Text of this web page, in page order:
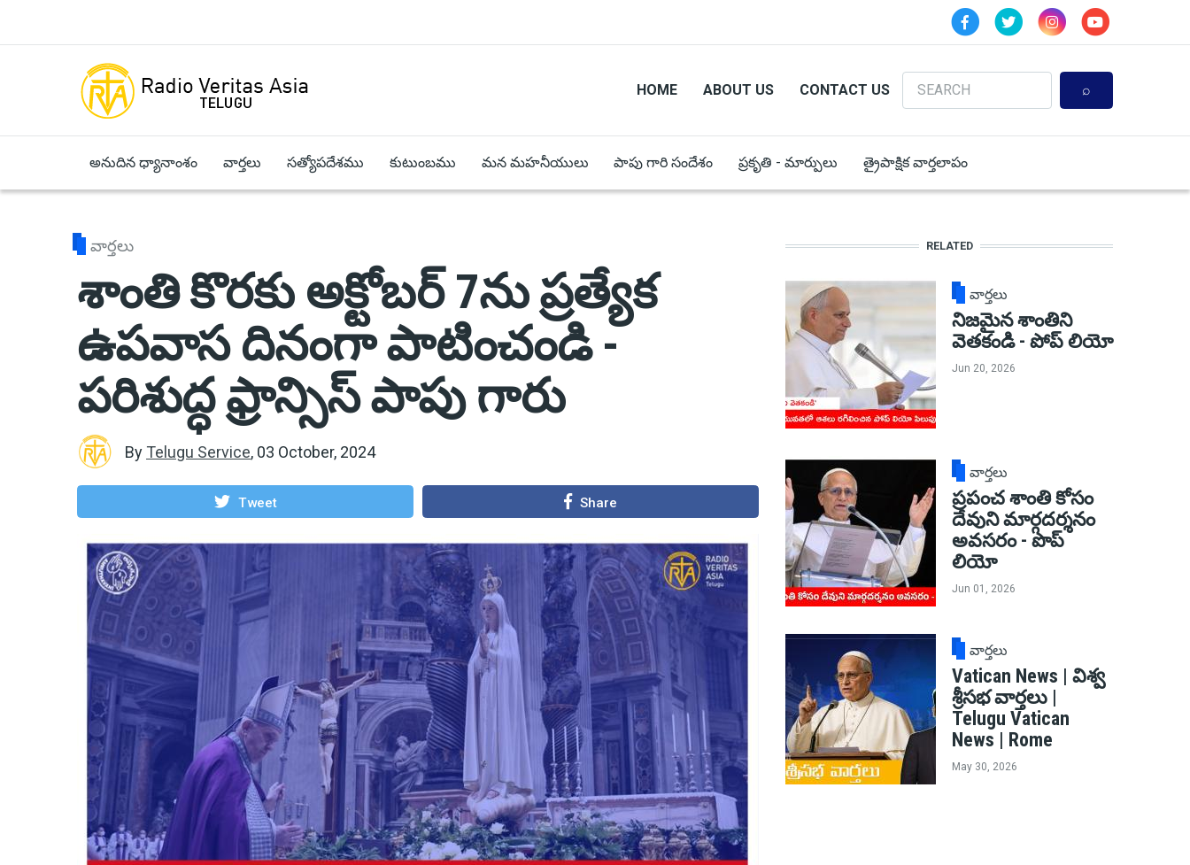
HOME ABOUT US CONTACT US
Search
అనుదిన ధ్యానాంశం వార్తలు సత్యోపదేశము కుటుంబము మన మహనీయులు పాపు గారి సందేశం ప్రకృతి - మార్పులు త్రైపాక్షిక వార్తలాపం
వార్తలు
శాంతి కొరకు అక్టోబర్ 7ను ప్రత్యేక
ఉపవాస దినంగా పాటించండి -
పరిశుద్ధ ఫ్రాన్సిస్ పాపు గారు
By Telugu Service, 03 October, 2024
Tweet Share
RELATED
వార్తలు
నిజమైన శాంతిని
వెతకండి - పోప్ లియో
Jun 20, 2026
వార్తలు
ప్రపంచ శాంతి కోసం
దేవుని మార్గదర్శనం
అవసరం - పొప్
లియో
Jun 01, 2026
వార్తలు
Vatican News | విశ్వ
శ్రీసభ వార్తలు |
Telugu Vatican
News | Rome
May 30, 2026